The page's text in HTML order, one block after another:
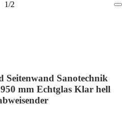
1/2
Seitenwand Sanotechnik
mm Echtglas Klar hell